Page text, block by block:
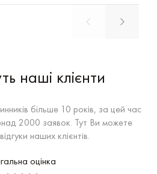
наші клієнти
більше 10 років, за цей час
2000 заявок. Тут Ви можете
наших клієнтів.
оцінка